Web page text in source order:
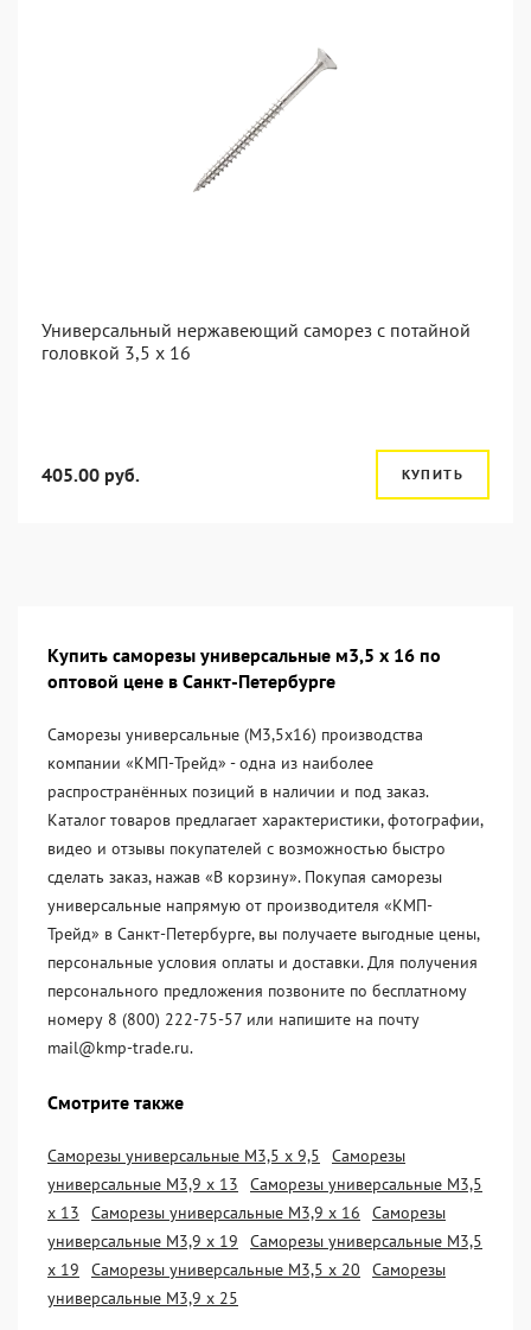
Универсальный нержавеющий саморез с потайной
головкой 3,5 x 16
405.00 руб. КУПИТЬ
Купить саморезы универсальные м3,5 х 16 по
оптовой цене в Санкт-Петербурге
Саморезы универсальные (М3,5х16) производства
компании «KМП-Трейд» - одна из наиболее
распространённых позиций в наличии и под заказ.
Каталог товаров предлагает характеристики, фотографии,
видео и отзывы покупателей с возможностью быстро
сделать заказ, нажав «В корзину». Покупая саморезы
универсальные напрямую от производителя «KМП-
Трейд» в Санкт-Петербурге, вы получаете выгодные цены,
персональные условия оплаты и доставки. Для получения
персонального предложения позвоните по бесплатному
номеру 8 (800) 222-75-57 или напишите на почту
mail@kmp-trade.ru.
Смотрите также
Саморезы универсальные М3,5 х 9,5
Саморезы
универсальные М3,9 х 13
Саморезы универсальные М3,5
х 13
Саморезы универсальные М3,9 х 16
Саморезы
универсальные М3,9 х 19
Саморезы универсальные М3,5
х 19
Саморезы универсальные М3,5 х 20
Саморезы
универсальные М3,9 х 25